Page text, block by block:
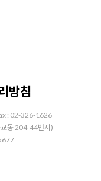
방침
: 02-326-1626
교동 204-44번지)